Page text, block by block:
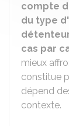
compte
du type
cas par
mieux
constitue
dépend
contexte.